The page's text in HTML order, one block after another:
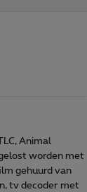
Animal
worden met
gehuurd van
tv decoder met